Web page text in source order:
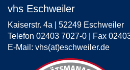
vhs Eschweiler
Kaiserstr. 4a | 52249 Eschweiler
Telefon 02403 7027-0 | Fax
E-Mail: vhs(at)eschweiler.de